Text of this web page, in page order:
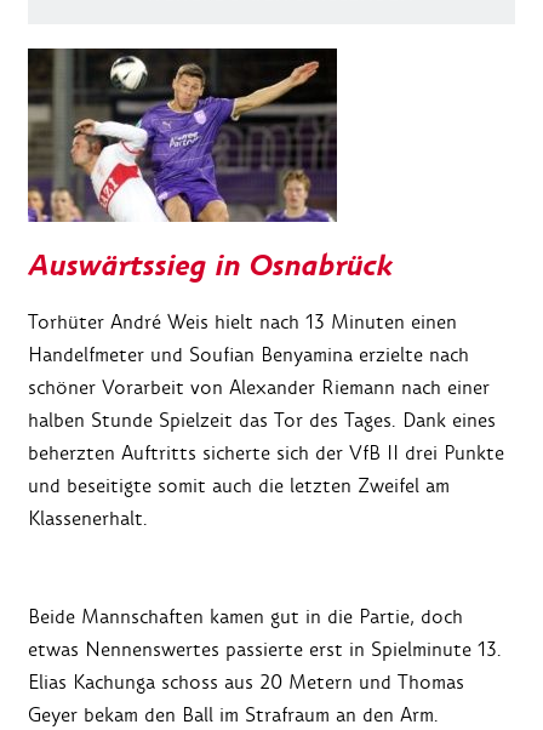
Auswärtssieg in Osnabrück
Torhüter André Weis hielt nach 13 Minuten einen
Handelfmeter und Soufian Benyamina erzielte nach
schöner Vorarbeit von Alexander Riemann nach einer
halben Stunde Spielzeit das Tor des Tages. Dank eines
beherzten Auftritts sicherte sich der VfB II drei Punkte
und beseitigte somit auch die letzten Zweifel am
Klassenerhalt.
Beide Mannschaften kamen gut in die Partie, doch
etwas Nennenswertes passierte erst in Spielminute 13.
Elias Kachunga schoss aus 20 Metern und Thomas
Geyer bekam den Ball im Strafraum an den Arm.